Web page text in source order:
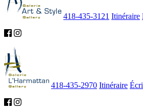
418-435-3121 Itinéraire
418-435-2970 Itinéraire